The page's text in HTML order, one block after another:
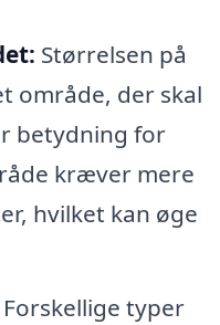
Størrelsen på
område, der skal
betydning for
kræver mere
hvilket kan øge
Forskellige typer